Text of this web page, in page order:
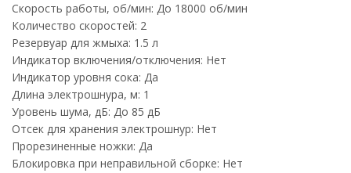
Скорость работы, об/мин: До 18000 об/мин
Количество скоростей: 2
Резервуар для жмыха: 1.5 л
Индикатор включения/отключения: Нет
Индикатор уровня сока: Да
Длина электрошнура, м: 1
Уровень шума, дБ: До 85 дБ
Отсек для хранения электрошнур: Нет
Прорезиненные ножки: Да
Блокировка при неправильной сборке: Нет